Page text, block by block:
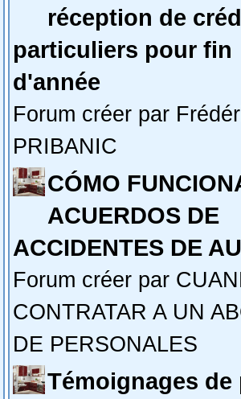
réception de
particuliers pour fin
d'année
Forum créer par
PRIBANIC
CÓMO
ACUERDOS DE
ACCIDENTES DE
Forum créer par
CONTRATAR A UN
DE PERSONALES
Témoignages de